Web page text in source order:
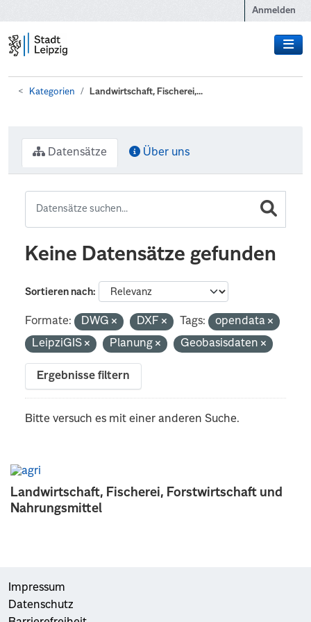
Anmelden
Kategorien Landwirtschaft, Fischerei,...
Landwirtschaft, Fischerei, Forstwirtschaft und
Nahrungsmittel
Datensätze Über uns
Keine Datensätze gefunden
Sortieren nach
Formate: DWG DXF Tags:
opendata
LeipziGIS
Planung Geobasisdaten
Ergebnisse filtern
Bitte versuch es mit einer anderen Suche.
Impressum
Datenschutz